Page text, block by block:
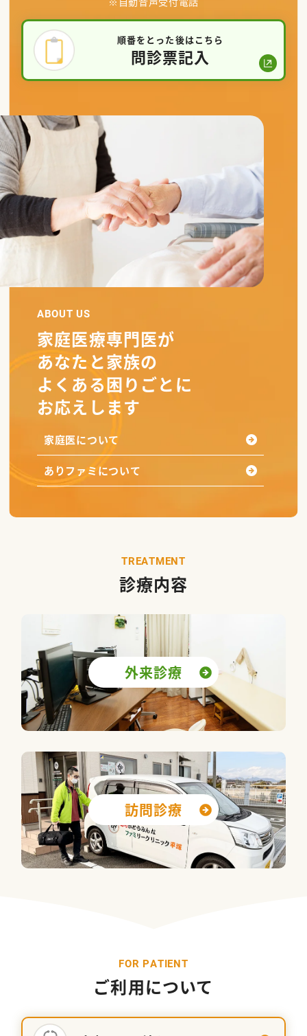
順番をとった後はこちら
問診票記入
ABOUT US
家庭医療専門医が
あなたと家族の
よくある困りごとに
お応えします
家庭医について
ありファミについて
TREATMENT
診療内容
外来診療
訪問診療
FOR PATIENT
ご利用について